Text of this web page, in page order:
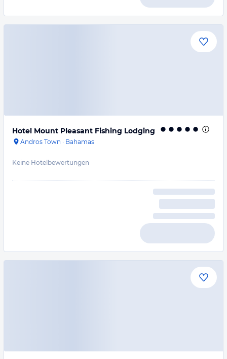
Hotel Mount Pleasant Fishing Lodging
Andros Town · Bahamas
Keine Hotelbewertungen